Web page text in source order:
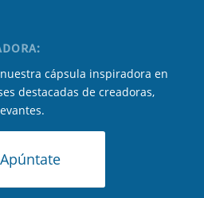
cápsula inspiradora en
destacadas de creadoras,
Apúntate